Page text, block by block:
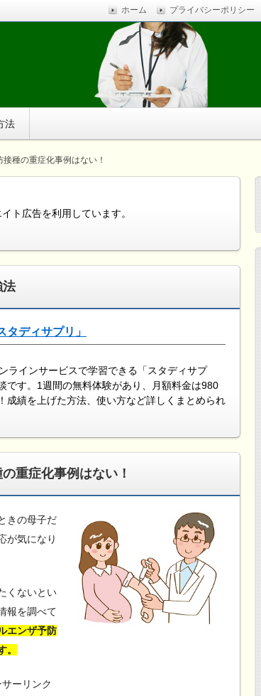
ホーム プライバシーポリシー
スに疲れ、体調不良に悩まされているなら、自分で簡
法
種の重症化事例はない！
ト広告を利用しています。
法
ディサプリ」
ラインサービスで学習できる「スタディサプ
です。1週間の無料体験があり、月額料金は980
成績を上げた方法、使い方など詳しくまとめられ
重症化事例はない！
きの母子だ
が気になり
くないとい
報を調べて
エンザ予防
サーリンク